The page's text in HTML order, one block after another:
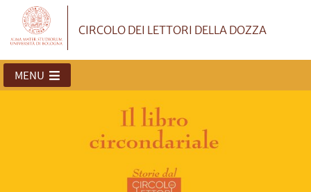
CIRCOLO DEI LETTORI DELLA DOZZA
MENU